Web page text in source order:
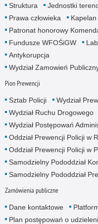
Struktura
Jednostki
Prawa człowieka
Kapelan
Patronat honorowy
Fundusze WFOŚiGW
Antykorupcja
Wydział Zamowień
Pion Prewencji
Sztab Policji Wydział
Wydział Ruchu Drogowego
Wydział Postępowań
Oddział Prewencji Policji w
Oddział Prewencji Policji w
Samodzielny Pododdział
Samodzielny Pododdział
Zamówienia publiczne
Dane kontaktowe
Plan postępowań o